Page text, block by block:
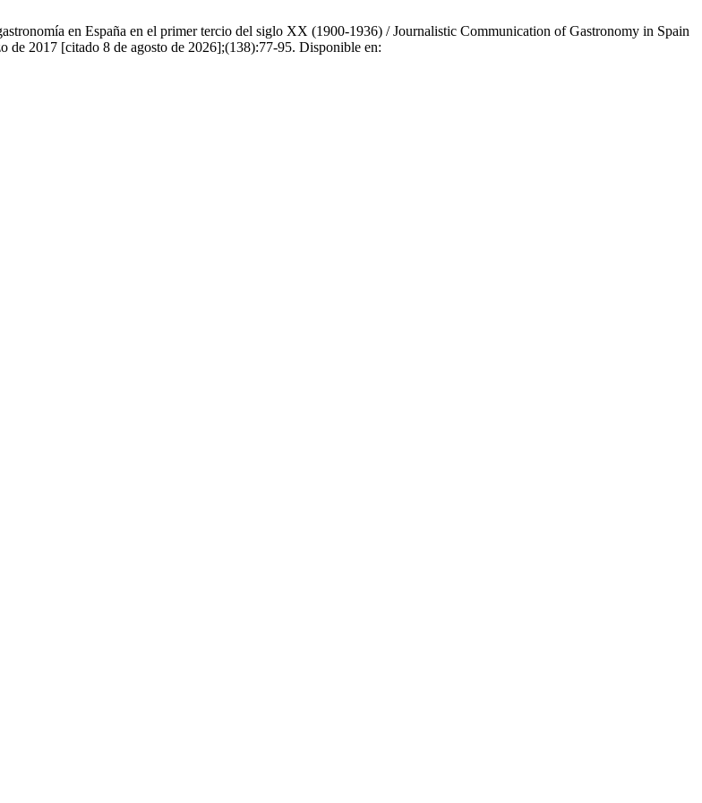
en España en el primer tercio del siglo XX (1900-1936) / Journalistic Communication of Gastronomy in Spain
2017 [citado 8 de agosto de 2026];(138):77-95. Disponible en: